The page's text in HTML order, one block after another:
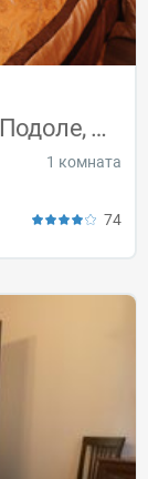
Однокомнатная квартира на Подоле, Wi-Fi
1 комната
74